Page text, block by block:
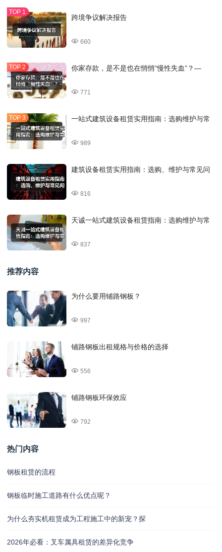
跨境争议解决报告
660
你家存款，是不是也在悄悄“慢性失血”？—
771
一站式建筑设备租赁实用指南：选购维护与常
989
建筑设备租赁实用指南：选购、维护与常见问
816
天诚一站式建筑设备租赁指南：选购维护与常
837
推荐内容
为什么要用铺路钢板？
997
铺路钢板出租规格与价格的选择
556
铺路钢板环保效应
792
热门内容
钢板租赁的流程
钢板临时施工道路有什么优点呢？
为什么夯实机租赁成为工程施工中的新宠？探
2026年必看：叉车属具租赁的差异化竞争